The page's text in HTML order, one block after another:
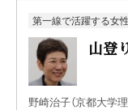
第一線で活躍する女性
山登
野崎治子（京都大学理